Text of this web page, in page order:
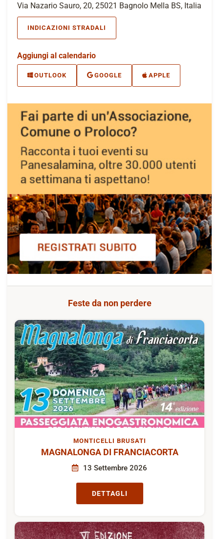
Via Nazario Sauro, 20, 25021 Bagnolo Mella BS, Italia
INDICAZIONI STRADALI
Aggiungi al calendario
OUTLOOK GOOGLE APPLE
Feste da non perdere
MONTICELLI BRUSATI
MAGNALONGA DI FRANCIACORTA
13 Settembre 2026
DETTAGLI